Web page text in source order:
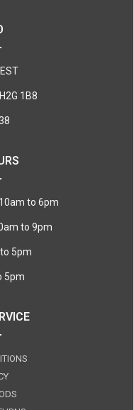
1B8
to 6pm
to 9pm
5pm
5pm